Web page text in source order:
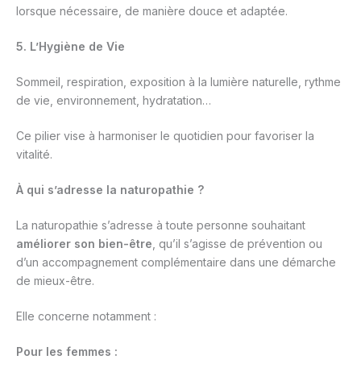
lorsque nécessaire, de manière douce et adaptée.
5. L’Hygiène de Vie
Sommeil, respiration, exposition à la lumière naturelle, rythme
de vie, environnement, hydratation…
Ce pilier vise à harmoniser le quotidien pour favoriser la
vitalité.
À qui s’adresse la naturopathie ?
La naturopathie s’adresse à toute personne souhaitant
améliorer son bien-être , qu’il s’agisse de prévention ou
d’un accompagnement complémentaire dans une démarche
de mieux-être.
Elle concerne notamment :
Pour les femmes :